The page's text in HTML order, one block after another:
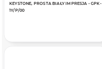
KEYSTONE, PROSTA BIAŁY IMPRESJA - GPK-
1Y/P/00